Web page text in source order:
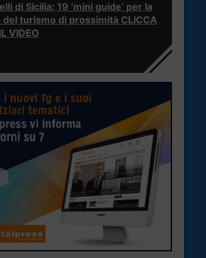
di Sicilia: 19 ‘mini guide’ per la
del turismo di prossimità CLICCA
VIDEO